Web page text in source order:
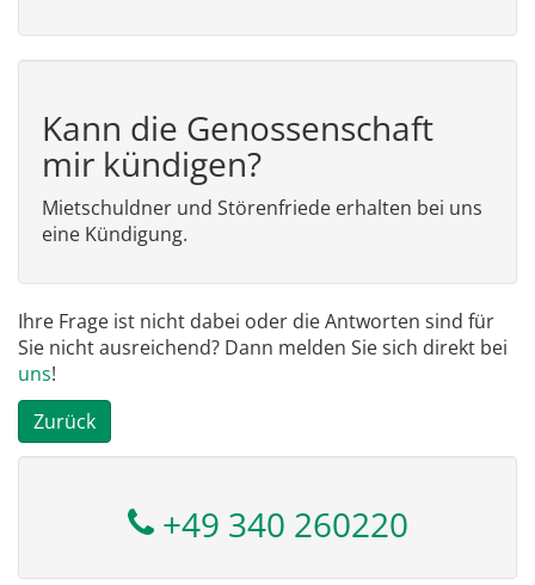
Kann die Genossenschaft
mir kündigen?
Mietschuldner und Störenfriede erhalten bei uns
eine Kündigung.
Ihre Frage ist nicht dabei oder die Antworten sind für
Sie nicht ausreichend? Dann melden Sie sich direkt bei
uns!
Zurück
+49 340 260220